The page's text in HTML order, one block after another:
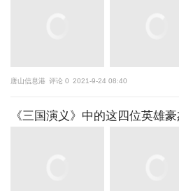
唐山信息港 评论 0 2021-9-24 08:40
《三国演义》中的这四位英雄